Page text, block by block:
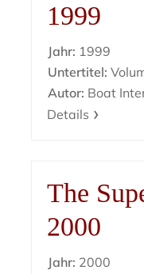
1999
Jahr: 1999
Untertitel:
Autor: Boat
Details
The
2000
Jahr: 2000